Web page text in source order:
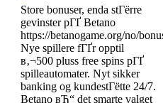
Store bonuser, enda stГёrre
gevinster pГҐ Betano
https://betanogame.org/no/
Nye spillere fГҐr opptil
в‚¬500 pluss free spins pГҐ
spilleautomater. Nyt sikker
banking og kundestГёtte 24/7.
Betano вЂ“ det smarte valget